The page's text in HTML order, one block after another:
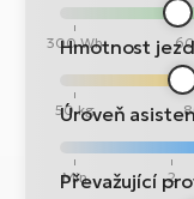
300 Wh
Hmotnost
50 kg
Úroveň
Min 2
Převažující